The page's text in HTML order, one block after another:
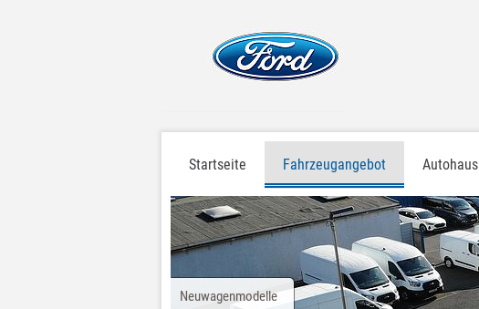
Startseite Fahrzeugangebot Autohaus
Neuwagenmodelle